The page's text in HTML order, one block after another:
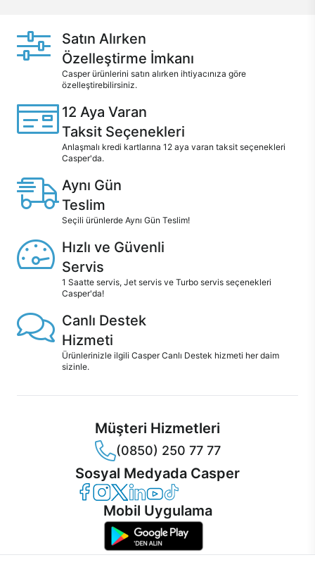
Satın Alırken
Özelleştirme İmkanı
Casper ürünlerini satın alırken ihtiyacınıza göre
özelleştirebilirsiniz.
12 Aya Varan
Taksit Seçenekleri
Anlaşmalı kredi kartlarına 12 aya varan taksit seçenekleri
Casper'da.
Aynı Gün
Teslim
Seçili ürünlerde Aynı Gün Teslim!
Hızlı ve Güvenli
Servis
1 Saatte servis, Jet servis ve Turbo servis seçenekleri
Casper'da!
Canlı Destek
Hizmeti
Ürünlerinizle ilgili Casper Canlı Destek hizmeti her daim
sizinle.
Müşteri Hizmetleri
(0850) 250 77 77
Sosyal Medyada Casper
Casper Facebook
Casper Instagram
Casper Twitter
Casper LinkedIn
Casper YouTube
Casper TikTok
Mobil Uygulama